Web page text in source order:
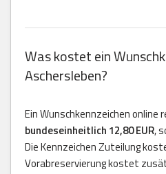
Was kostet ein
Aschersleben?
Ein Wunschkennzeichen
bundeseinheitlich 12,80 EUR,
Die Kennzeichen Zuteilung
Vorabreservierung kostet